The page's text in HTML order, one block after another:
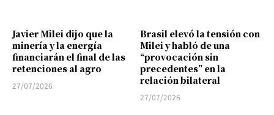
Javier Milei dijo que la
minería y la energía
financiarán el final de las
retenciones al agro
27/07/2026
Brasil elevó la tensión con
Milei y habló de una
“provocación sin
precedentes” en la
relación bilateral
27/07/2026